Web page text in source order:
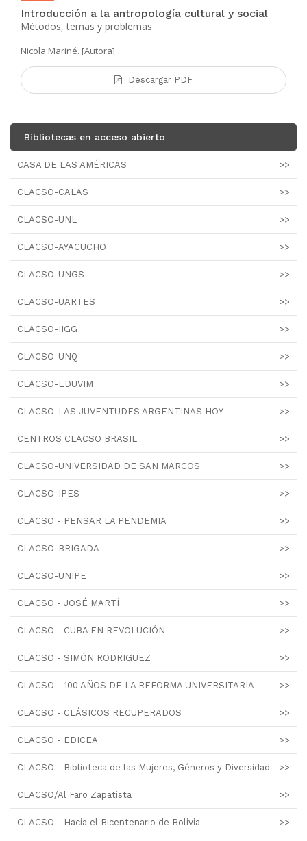
Introducción a la antropología cultural y social
Métodos, temas y problemas
Nicola Mariné. [Autora]
Descargar PDF
Bibliotecas en acceso abierto
CASA DE LAS AMÉRICAS >>
CLACSO-CALAS >>
CLACSO-UNL >>
CLACSO-AYACUCHO >>
CLACSO-UNGS >>
CLACSO-UARTES >>
CLACSO-IIGG >>
CLACSO-UNQ >>
CLACSO-EDUVIM >>
CLACSO-LAS JUVENTUDES ARGENTINAS HOY >>
CENTROS CLACSO BRASIL >>
CLACSO-UNIVERSIDAD DE SAN MARCOS >>
CLACSO-IPES >>
CLACSO - PENSAR LA PENDEMIA >>
CLACSO-BRIGADA >>
CLACSO-UNIPE >>
CLACSO - JOSÉ MARTÍ >>
CLACSO - CUBA EN REVOLUCIÓN >>
CLACSO - SIMÓN RODRIGUEZ >>
CLACSO - 100 AÑOS DE LA REFORMA UNIVERSITARIA >>
CLACSO - CLÁSICOS RECUPERADOS >>
CLACSO - EDICEA >>
CLACSO - Biblioteca de las Mujeres, Géneros y Diversidad >>
CLACSO/Al Faro Zapatista >>
CLACSO - Hacia el Bicentenario de Bolivia >>